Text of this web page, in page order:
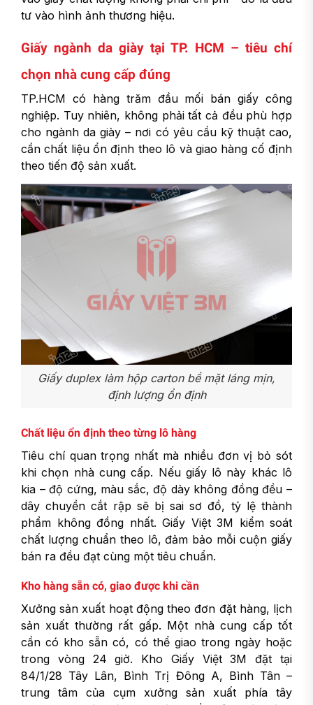
tư vào hình ảnh thương hiệu.
Giấy ngành da giày tại TP. HCM – tiêu chí
chọn nhà cung cấp đúng
TP.HCM có hàng trăm đầu mối bán giấy công
nghiệp. Tuy nhiên, không phải tất cả đều phù hợp
cho ngành da giày – nơi có yêu cầu kỹ thuật cao,
cần chất liệu ổn định theo lô và giao hàng cố định
theo tiến độ sản xuất.
Giấy duplex làm hộp carton bề mặt láng mịn,
định lượng ổn định
Chất liệu ổn định theo từng lô hàng
Tiêu chí quan trọng nhất mà nhiều đơn vị bỏ sót
khi chọn nhà cung cấp. Nếu giấy lô này khác lô
kia – độ cứng, màu sắc, độ dày không đồng đều –
dây chuyền cắt rập sẽ bị sai sơ đồ, tỷ lệ thành
phẩm không đồng nhất. Giấy Việt 3M kiểm soát
chất lượng chuẩn theo lô, đảm bảo mỗi cuộn giấy
bán ra đều đạt cùng một tiêu chuẩn.
Kho hàng sẵn có, giao được khi cần
Xưởng sản xuất hoạt động theo đơn đặt hàng, lịch
sản xuất thường rất gấp. Một nhà cung cấp tốt
cần có kho sẵn có, có thể giao trong ngày hoặc
trong vòng 24 giờ. Kho Giấy Việt 3M đặt tại
84/1/28 Tây Lân, Bình Trị Đông A, Bình Tân –
trung tâm của cụm xưởng sản xuất phía tây